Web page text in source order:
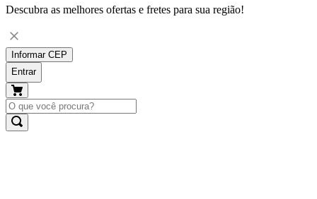
Descubra as melhores ofertas e fretes para sua região!
Informar CEP
Entrar